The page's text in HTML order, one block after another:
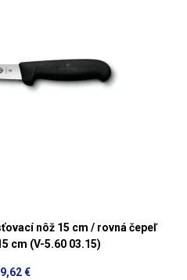
nôž 15 cm / rovná čepeľ
cm (V-5.60 03.15)
€